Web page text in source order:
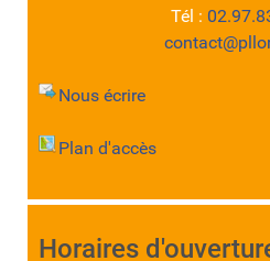
Tél :
Nous écrire
Plan d'accès
Horaires